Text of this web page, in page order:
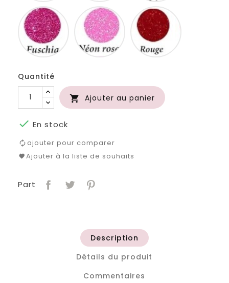
Fuschia
Neon
rose
Quantité
 Ajouter au panier
 En stock
ajouter pour comparer
Ajouter à la liste de souhaits
Part
Description
Détails du produit
Commentaires